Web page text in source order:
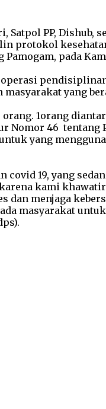
PP,
protokol
pada
operasi
yang
1orang
Nomor 46
yang
19, yang
kami
dan menjaga
masyarakat